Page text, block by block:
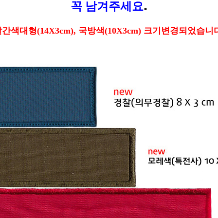
꼭 남겨주세요.
색대형(14X3cm), 국방색(10X3cm) 크기변경되었습